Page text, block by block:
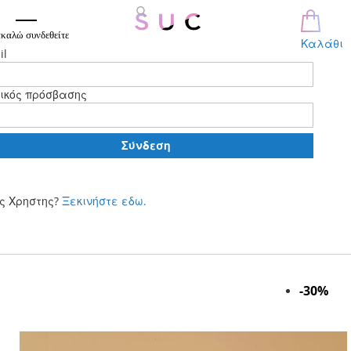
Καλάθι
συνδεθείτε
πρόσβασης
Σύνδεση
Χρηστης? Ξεκινήστε εδω.
περιεχόμενο
-30%